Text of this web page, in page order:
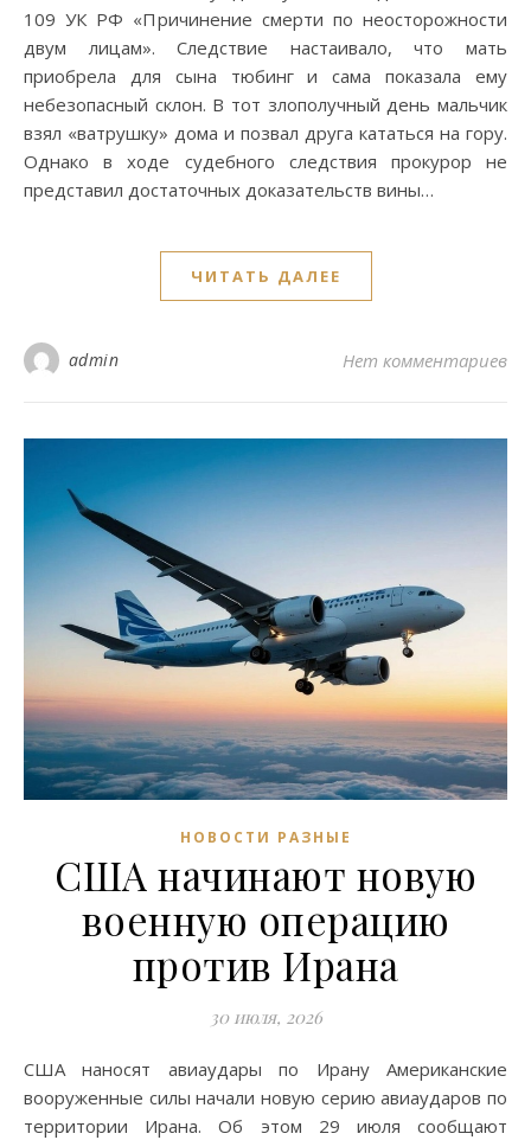
109 УК РФ «Причинение смерти по неосторожности
двум лицам». Следствие настаивало, что мать
приобрела для сына тюбинг и сама показала ему
небезопасный склон. В тот злополучный день мальчик
взял «ватрушку» дома и позвал друга кататься на гору.
Однако в ходе судебного следствия прокурор не
представил достаточных доказательств вины…
ЧИТАТЬ ДАЛЕЕ
admin Нет комментариев
НОВОСТИ РАЗНЫЕ
США начинают новую
военную операцию
против Ирана
30 июля, 2026
США наносят авиаудары по Ирану Американские
вооруженные силы начали новую серию авиаударов по
территории Ирана. Об этом 29 июля сообщают